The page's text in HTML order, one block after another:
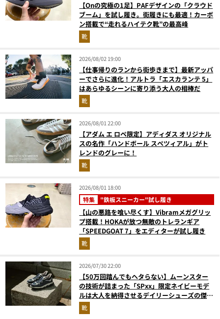
【Onの究極の1足】PAFデザインの「クラウド
ブーム」を試し履き。街履きにも最適！カーボ
ン搭載で“走れるハイテク靴”の最高峰
靴
2026/08/02 19:00
【仕事帰りのランから街歩きまで】最新アッパ
ーでさらに進化！アルトラ「エスカランテ 5」
はあらゆるシーンに寄り添う大人の相棒だ
靴
2026/08/01 22:00
【アダム エ ロペ限定】アディダス オリジナル
スの名作「ハンドボール スペツィアル」がト
レンドのグレーに！
靴
2026/08/01 18:00
特集 "鉄板スニーカー"試し履き
【山の悪路を喰い尽くす】Vibramメガグリッ
プ搭載！HOKAが放つ無敵のトレランギア
「SPEEDGOAT 7」をエディターが試し履き
靴
2026/07/30 22:00
【50万回踏んでもヘタらない】ムーンスター
の技術が詰まった「SPxx」限定ネイビーモデ
ルは大人を納得させるデイリーシューズの傑作
だ
靴